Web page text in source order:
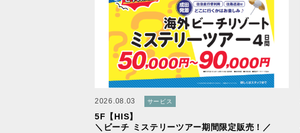
2026.08.03 サービス
5F【HIS】
＼ビーチ ミステリーツアー期間限定販売！／